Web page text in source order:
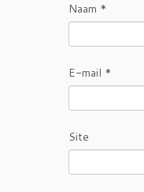
Naam *
E-mail *
Site